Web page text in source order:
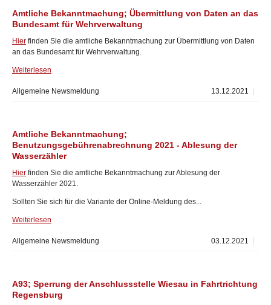
Amtliche Bekanntmachung; Übermittlung von Daten an das
Bundesamt für Wehrverwaltung
Hier finden Sie die amtliche Bekanntmachung zur Übermittlung von Daten
an das Bundesamt für Wehrverwaltung.
Weiterlesen
13.12.2021
Allgemeine Newsmeldung
Amtliche Bekanntmachung;
Benutzungsgebührenabrechnung 2021 - Ablesung der
Wasserzähler
Hier finden Sie die amtliche Bekanntmachung zur Ablesung der
Wasserzähler 2021.
Sollten Sie sich für die Variante der Online-Meldung des...
Weiterlesen
03.12.2021
Allgemeine Newsmeldung
A93; Sperrung der Anschlussstelle Wiesau in Fahrtrichtung
Regensburg